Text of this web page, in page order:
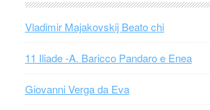
Vladimir Majakovskij Beato chi
11 Iliade -A. Baricco Pandaro e Enea
Giovanni Verga da Eva